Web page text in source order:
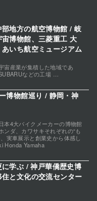
地方の航空博物館 / 岐
博物館、三菱重工 大
いち航空ミュージアム
宙産業が集積した地域であ
などの工場 …
博物館巡り / 静岡・神
本4大バイクメーカーの博物館
ンダ、カワサキそれぞれの“も
実車展示と創業史から体感し
Honda Yamaha
学ぶ / 神戸華僑歴史博
と文化の交流センター